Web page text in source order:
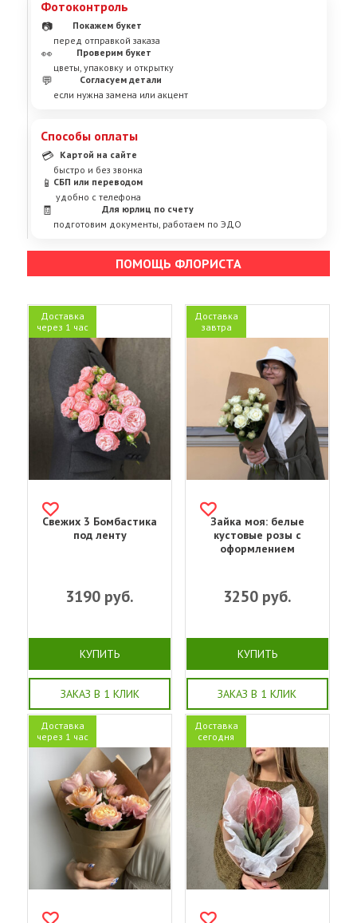
Фотоконтроль
📷
Покажем букет
перед отправкой заказа
👀
Проверим букет
цветы, упаковку и открытку
💬
Согласуем детали
если нужна замена или акцент
Способы оплаты
💳
Картой на сайте
быстро и без звонка
📱 СБП или переводом
удобно с телефона
🧾
Для юрлиц по счету
подготовим документы, работаем по ЭДО
ПОМОЩЬ ФЛОРИСТА
Доставка
через 1 час
Свежих 3 Бомбастика
под ленту
3190 руб.
КУПИТЬ
ЗАКАЗ В 1 КЛИК
Доставка
завтра
Зайка моя: белые
кустовые розы с
оформлением
3250руб.
КУПИТЬ
ЗАКАЗ В 1 КЛИК
Доставка
через 1 час
Доставка
сегодня